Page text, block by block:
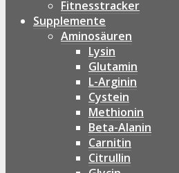
Fitnesstracker
Supplemente
Aminosäuren
Lysin
Glutamin
L-Arginin
Cystein
Methionin
Beta-Alanin
Carnitin
Citrullin